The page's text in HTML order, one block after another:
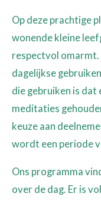
Op deze prachtige
wonende kleine
respectvol omarmt.
dagelijkse
die gebruiken is dat
meditaties
keuze aan
wordt een periode
Ons programma
over de dag. Er is